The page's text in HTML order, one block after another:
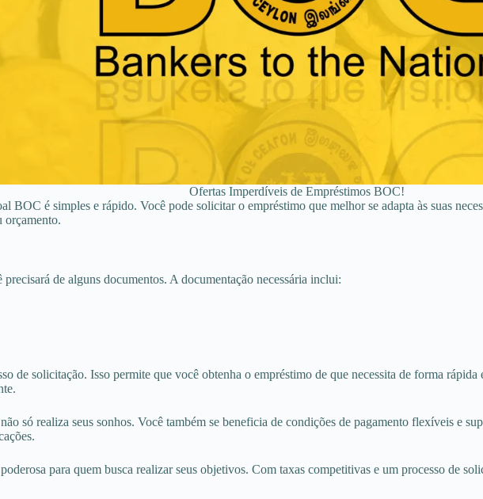
Ofertas Imperdíveis de Empréstimos BOC!
BOC é simples e rápido. Você pode solicitar o empréstimo que melhor se adapta às suas
orçamento.
de alguns documentos. A documentação necessária inclui:
de solicitação. Isso permite que você obtenha o empréstimo de que necessita de forma
só realiza seus sonhos. Você também se beneficia de condições de pagamento flexíveis e
para quem busca realizar seus objetivos. Com taxas competitivas e um processo de